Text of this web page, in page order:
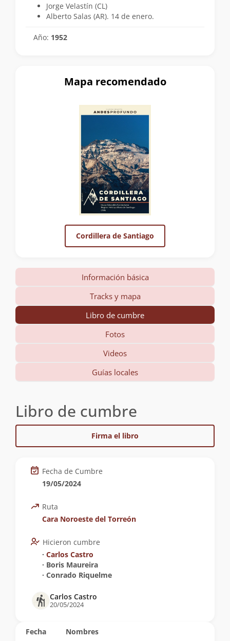
Jorge Velastín (CL)
Alberto Salas (AR). 14 de enero.
Año: 1952
Mapa recomendado
Cordillera de Santiago
Información básica
Tracks y mapa
Libro de cumbre
Fotos
Videos
Guías locales
Libro de cumbre
Firma el libro
Fecha Nombres
Fecha de Cumbre
19/05/2024
Ruta
Cara Noroeste del Torreón
Hicieron cumbre
∙ Carlos Castro
∙ Boris Maureira
∙ Conrado Riquelme
Carlos Castro
20/05/2024